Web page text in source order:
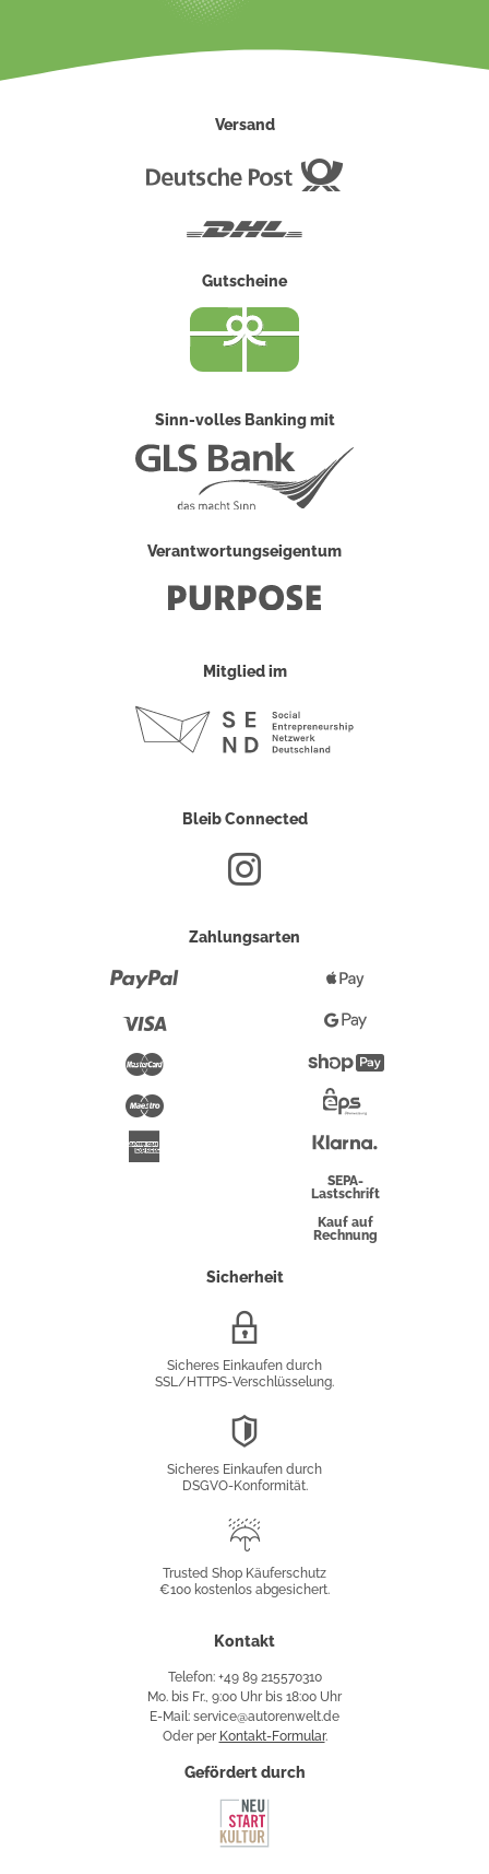
Versand
Gutscheine
Sinn-volles Banking mit
Verantwortungseigentum
Mitglied im
Bleib Connected
Zahlungsarten
Maestro
Pay
Google
Pay
Überweisung
SEPA-
Lastschrift
Kauf auf
Rechnung
Sicherheit
Sicheres Einkaufen durch
SSL/HTTPS-Verschlüsselung.
Sicheres Einkaufen durch
DSGVO-Konformität.
Käuferschutz
Trusted Shop Käuferschutz
€100 kostenlos abgesichert.
Kontakt
Telefon: +49 89 215570310
Mo. bis Fr., 9:00 Uhr bis 18:00 Uhr
E-Mail: service@autorenwelt.de
Oder per Kontakt-Formular.
Gefördert durch